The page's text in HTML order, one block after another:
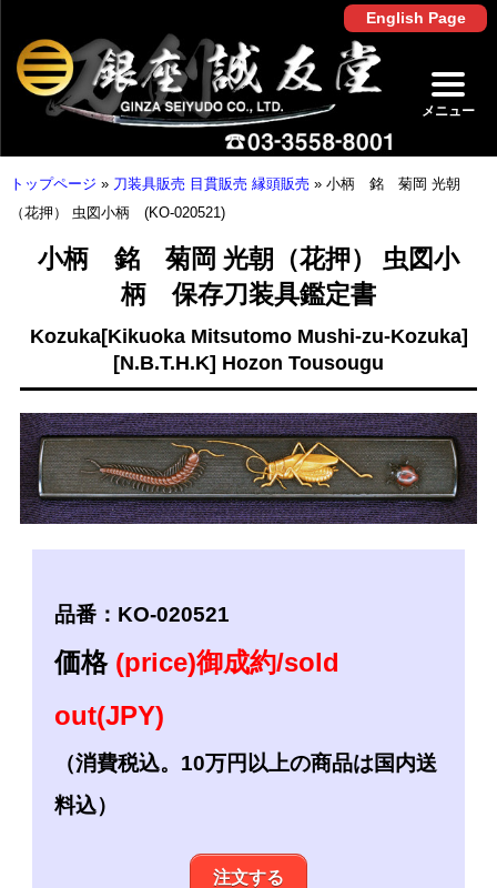
English Page
メニュー
トップページ » 刀装具販売 目貫販売 縁頭販売 » 小柄 銘 菊岡 光朝
（花押） 虫図小柄 (KO-020521)
小柄 銘 菊岡 光朝（花押） 虫図小
柄 保存刀装具鑑定書
Kozuka[Kikuoka Mitsutomo Mushi-zu-Kozuka]
[N.B.T.H.K] Hozon Tousougu
品番：KO-020521
価格 (price)御成約/sold
out(JPY)
（消費税込。10万円以上の商品は国内送
料込）
注文する